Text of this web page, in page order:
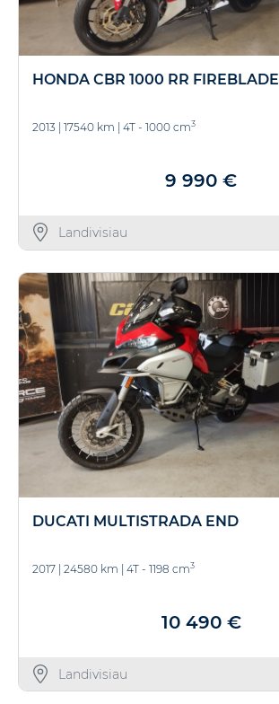
HONDA CBR 1000 RR FIREBLADE
2013 17540 km 4T - 1000 cm3
9 990 €
Landivisiau
DUCATI MULTISTRADA END
2017 | 24580 km | 4T - 1198 cm3
10 490 €
Landivisiau